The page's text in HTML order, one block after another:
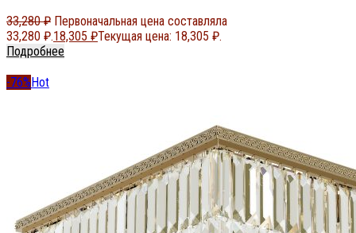
33,280₽ Первоначальная цена составляла
33,280 ₽.18,305 ₽Текущая цена: 18,305 ₽.
Подробнее
-76%Hot